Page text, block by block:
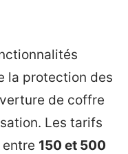
la protection des
de coffre
Les tarifs
150 et 500